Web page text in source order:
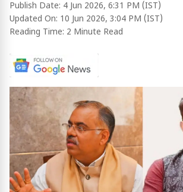
Publish Date: 4 Jun 2026, 6:31 PM (IST)
Updated On: 10 Jun 2026, 3:04 PM (IST)
Reading Time: 2 Minute Read